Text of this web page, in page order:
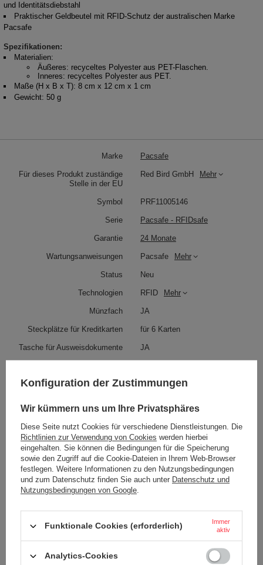
und Identitätsdiebstahl
Praktischer Geldbeutel mit RFID-Schutz der australischen Marke
Pacsafe
Spezifikationen:
Materialien:
Äußeres: recyceltes Polyester aus PET-Flaschen.
Inneres: recyceltes Polyester aus PET.
Maße (H x B x T): 8 cm x 12 cm x 1 cm
Gewicht: 50 g
Marke Pacsafe
Für dieses Produkt zuständige
Stelle in der EU
Red Bird GmbH Mehr
Symbol PRF11005146
Serie Pacsafe - RFIDsafe
Garantie 24 Monate
Wartungsanweisungen Pacsafe Mehr
Status Neu
Technologien RFID Mehr
Münzfach JA
Steckplätze für Kreditkarten für 6 Karten
Tasche für Ausweisdokumente JA
Abmessungen 11.5 x 8 x 1,8 cm
Material recycelter Polyester
Sicherheitsmerkmale zur
Diebstahlsicherung
Ja
Farbe Grau
Konfiguration der Zustimmungen
Wir kümmern uns um Ihre Privatsphäres
Diese Seite nutzt Cookies für verschiedene Dienstleistungen. Die
Richtlinien zur Verwendung von Cookies werden hierbei
eingehalten. Sie können die Bedingungen für die Speicherung
sowie den Zugriff auf die Cookie-Dateien in Ihrem Web-Browser
festlegen. Weitere Informationen zu den Nutzungsbedingungen
und zum Datenschutz finden Sie auch unter Datenschutz und
Nutzungsbedingungen von Google.
Funktionale Cookies (erforderlich)
Immer
aktiv
Analytics-Cookies